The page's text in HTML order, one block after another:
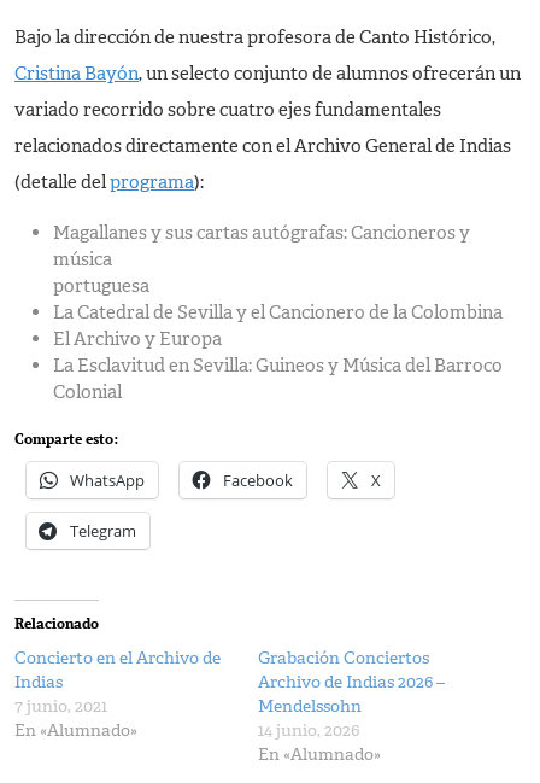
Bajo la dirección de nuestra profesora de Canto Histórico,
Cristina Bayón, un selecto conjunto de alumnos ofrecerán un
variado recorrido sobre cuatro ejes fundamentales
relacionados directamente con el Archivo General de Indias
(detalle delprograma):
Magallanes y sus cartas autógrafas: Cancioneros y
música
portuguesa
La Catedral de Sevilla y el Cancionero de la Colombina
El Archivo y Europa
La Esclavitud en Sevilla: Guineos y Música del Barroco
Colonial
Comparte esto:
WhatsApp Facebook X
Telegram
Relacionado
Concierto en el Archivo de
Indias
7 junio, 2021
En «Alumnado»
Grabación Conciertos
Archivo de Indias 2026 –
Mendelssohn
14 junio, 2026
En «Alumnado»